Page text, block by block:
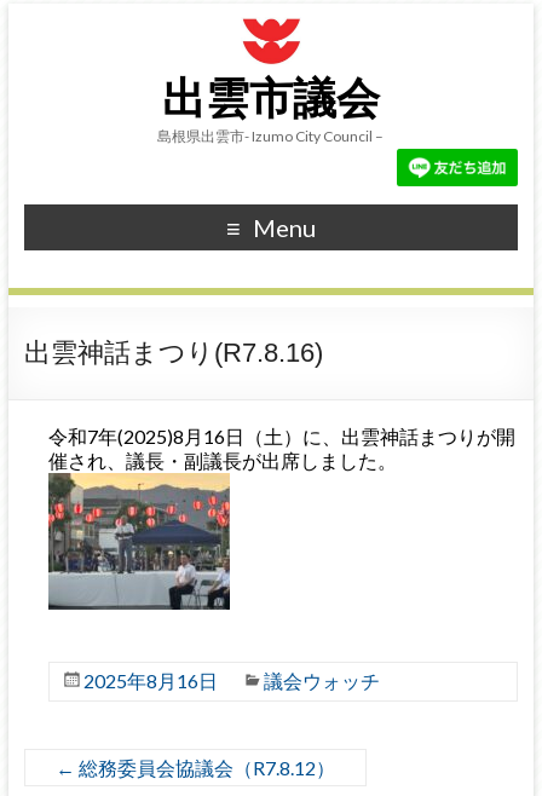
出雲市議会
島根県出雲市- Izumo City Council –
Menu
出雲神話まつり(R7.8.16)
令和7年(2025)8月16日（土）に、出雲神話まつりが開
催され、議長・副議長が出席しました。
2025年8月16日 議会ウォッチ
← 総務委員会協議会（R7.8.12）